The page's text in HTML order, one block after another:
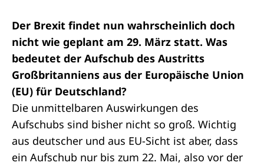
Der Brexit findet nun wahrscheinlich doch
nicht wie geplant am 29. März statt. Was
bedeutet der Aufschub des Austritts
Großbritanniens aus der Europäische Union
(EU) für Deutschland?
Die unmittelbaren Auswirkungen des
Aufschubs sind bisher nicht so groß. Wichtig
aus deutscher und aus EU-Sicht ist aber, dass
ein Aufschub nur bis zum 22. Mai, also vor der